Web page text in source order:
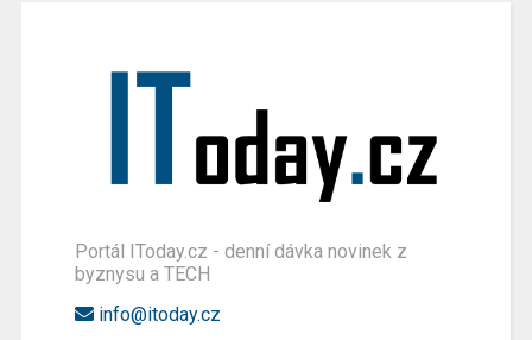
Portál IToday.cz - denní dávka novinek z
byznysu a TECH
info@itoday.cz